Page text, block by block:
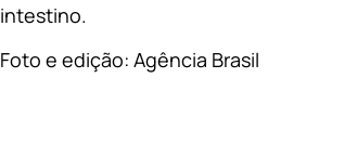
intestino.
Foto e edição: Agência Brasil